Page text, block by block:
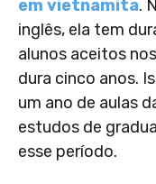
em vietnamita.
inglês, ela tem
alunos aceitos
dura cinco anos.
um ano de aulas
estudos de
esse período.